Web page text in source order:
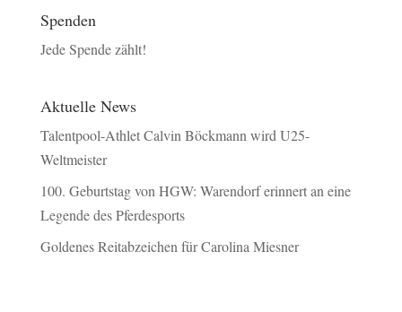
Spenden
Jede Spende zählt!
Aktuelle News
Talentpool-Athlet Calvin Böckmann wird U25-
Weltmeister
100. Geburtstag von HGW: Warendorf erinnert an eine
Legende des Pferdesports
Goldenes Reitabzeichen für Carolina Miesner